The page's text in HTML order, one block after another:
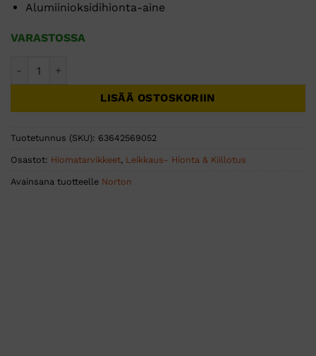
Alumiinioksidihionta-aine
VARASTOSSA
LISÄÄ OSTOSKORIIN
Tuotetunnus (SKU): 63642569052
Osastot: Hiomatarvikkeet, Leikkaus- Hionta & Kiillotus
Avainsana tuotteelle Norton